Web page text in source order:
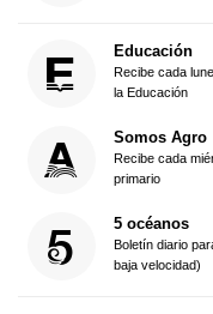
Educación
Recibe cada
la Educación
Somos Agro
Recibe cada
primario
5 océanos
Boletín diario
baja velocidad)